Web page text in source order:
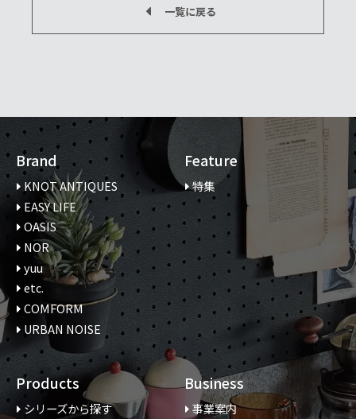
一覧に戻る
Brand
KNOT ANTIQUES
EASY LIFE
OASIS
NOR
yuu
etc.
COMFORM
URBAN NOISE
Feature
特集
Products
シリーズから探す
Business
事業案内